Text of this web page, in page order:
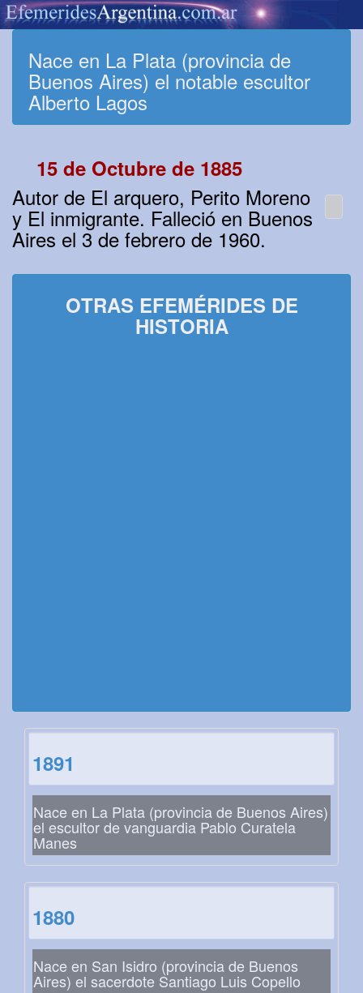
Nace en La Plata (provincia de
Buenos Aires) el notable escultor
Alberto Lagos
15 de Octubre de 1885
Autor de El arquero, Perito Moreno
y El inmigrante. Falleció en Buenos
Aires el 3 de febrero de 1960.
OTRAS EFEMÉRIDES DE
HISTORIA
1891
Nace en La Plata (provincia de Buenos Aires)
el escultor de vanguardia Pablo Curatela
Manes
1880
Nace en San Isidro (provincia de Buenos
Aires) el sacerdote Santiago Luis Copello